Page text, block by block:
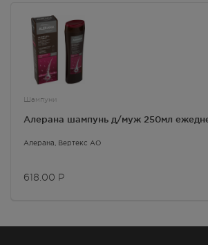
Шампуни
Алерана шампунь д/муж 250мл
Алерана , Вертекс АО
618.00 Р